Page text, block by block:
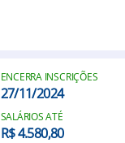
ENCERRA INSCRIÇÕES
27/11/2024
SALÁRIOS ATÉ
R$ 4.580,80